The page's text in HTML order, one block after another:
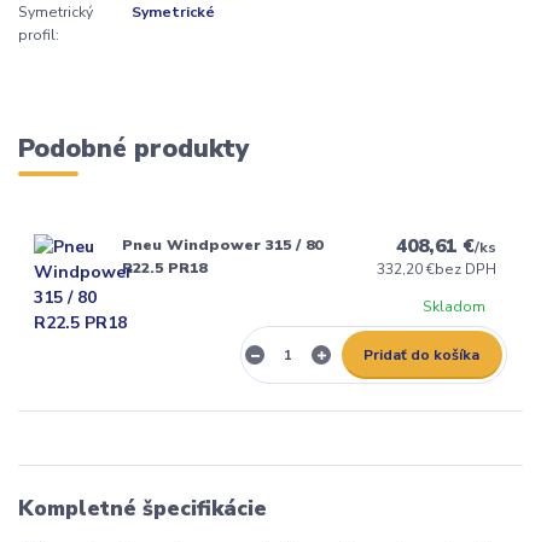
Symetrický
profil:
Symetrické
Podobné produkty
Pneu Windpower 315 / 80
R22.5 PR18
408,61 €/ks
332,20 €bez DPH
Skladom
Pridať do košíka
Kompletné špecifikácie